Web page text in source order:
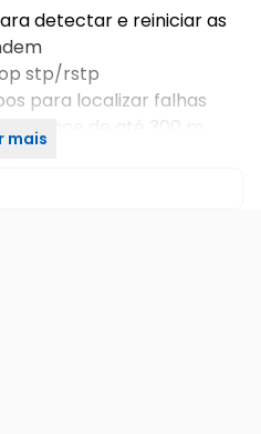
detectar e reiniciar as
stp/rstp
para localizar falhas
alcance de até 300 m
mais